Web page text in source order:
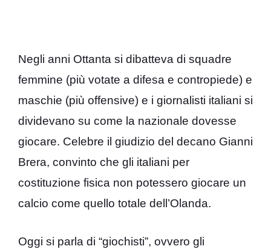
Negli anni Ottanta si dibatteva di squadre
femmine (più votate a difesa e contropiede) e
maschie (più offensive) e i giornalisti italiani si
dividevano su come la nazionale dovesse
giocare. Celebre il giudizio del decano Gianni
Brera, convinto che gli italiani per
costituzione fisica non potessero giocare un
calcio come quello totale dell’Olanda.
Oggi si parla di “giochisti”, ovvero gli